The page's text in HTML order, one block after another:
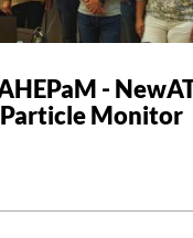
-
Monitor